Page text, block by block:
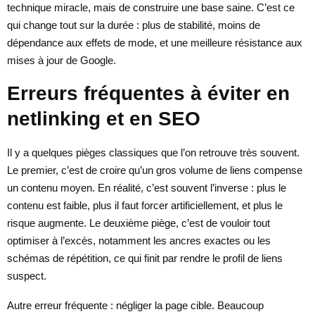
technique miracle, mais de construire une base saine. C’est ce
qui change tout sur la durée : plus de stabilité, moins de
dépendance aux effets de mode, et une meilleure résistance aux
mises à jour de Google.
Erreurs fréquentes à éviter en
netlinking et en SEO
Il y a quelques pièges classiques que l’on retrouve très souvent.
Le premier, c’est de croire qu’un gros volume de liens compense
un contenu moyen. En réalité, c’est souvent l’inverse : plus le
contenu est faible, plus il faut forcer artificiellement, et plus le
risque augmente. Le deuxième piège, c’est de vouloir tout
optimiser à l’excès, notamment les ancres exactes ou les
schémas de répétition, ce qui finit par rendre le profil de liens
suspect.
Autre erreur fréquente : négliger la page cible. Beaucoup